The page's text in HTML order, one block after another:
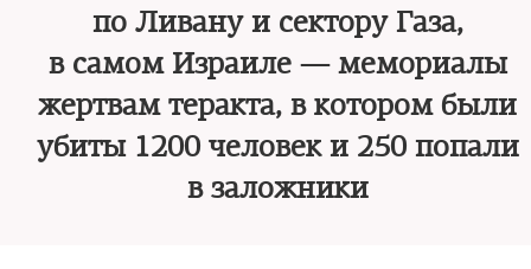
по Ливану и сектору Газа,
в самом Израиле — мемориалы
жертвам теракта, в котором были
убиты 1200 человек и 250 попали
в заложники